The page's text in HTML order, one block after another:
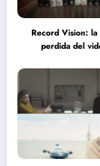
Record Vision: la
perdida del